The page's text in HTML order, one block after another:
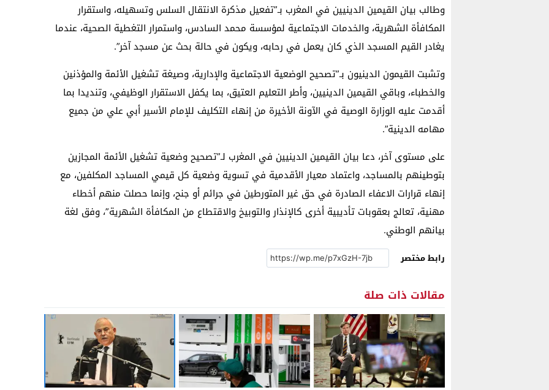
وطالب بيان القيمين الدينيين في المغرب بـ”تفعيل مذكرة الانتقال السلس وتسهيله، واستقرار
المكافأة الشهرية، والخدمات الاجتماعية لمؤسسة محمد السادس، واستمرار التغطية الصحية، عندما
يغادر القيم المسجد الذي كان يعمل في رحابه، ويكون في حالة بحث عن مسجد آخر”.
وتشبت القيمون الدينيون بـ”تصحيح الوضعية الاجتماعية والإدارية، وصيغة تشغيل الأئمة والمؤذنين
والخطباء، وباقي القيمين الدينيين، وأطر التعليم العتيق، بما يكفل الاستقرار الوظيفي، وتنديدا بما
أقدمت عليه الوزارة الوصية في الآونة الأخيرة من إنهاء التكليف للإمام الأسير أبي علي من جميع
مهامه الدينية”.
على مستوى آخر، دعا بيان القيمين الدينيين في المغرب لـ”تصحيح وضعية تشغيل الأئمة المجازين
بتوطينهم بالمساجد، واعتماد معيار الأقدمية في تسوية وضعية كل قيمي المساجد المكلفين، مع
إنهاء قرارات الاعفاء الصادرة في حق غير المتورطين في جرائم أو جنح، وإنما حصلت منهم أخطاء
مهنية، تعالج بعقوبات تأديبية أخرى كالإنذار والتوبيخ والاقتطاع من المكافأة الشهرية”، وفق لغة
بيانهم الوطني.
رابط مختصر
مقالات ذات صلة